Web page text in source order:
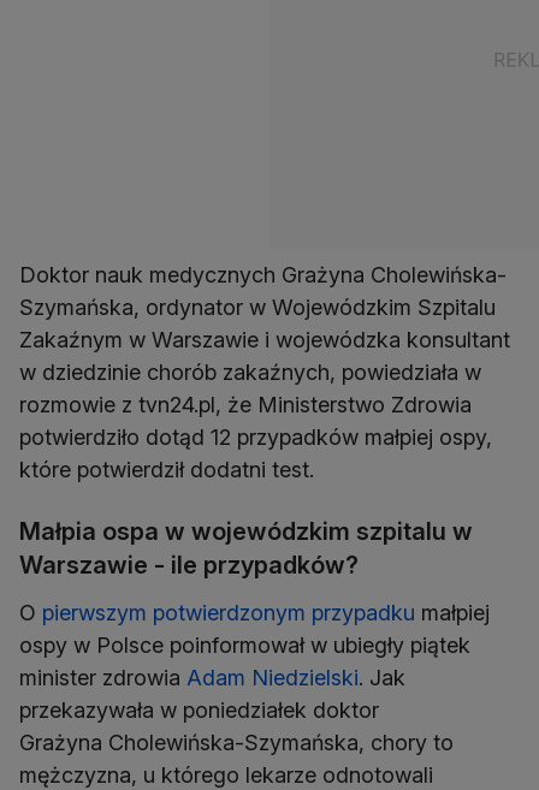
Doktor nauk medycznych Grażyna Cholewińska-
Szymańska, ordynator w Wojewódzkim Szpitalu
Zakaźnym w Warszawie i wojewódzka konsultant
w dziedzinie chorób zakaźnych, powiedziała w
rozmowie z tvn24.pl, że Ministerstwo Zdrowia
potwierdziło dotąd 12 przypadków małpiej ospy,
które potwierdził dodatni test.
Małpia ospa w wojewódzkim szpitalu w
Warszawie - ile przypadków?
O pierwszym potwierdzonym przypadku małpiej
ospy w Polsce poinformował w ubiegły piątek
minister zdrowia Adam Niedzielski. Jak
przekazywała w poniedziałek doktor
Grażyna Cholewińska-Szymańska, chory to
mężczyzna, u którego lekarze odnotowali